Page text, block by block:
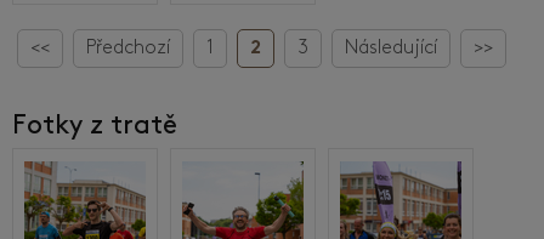
<< Předchozí 1 2 3 Následující >>
Fotky z tratě